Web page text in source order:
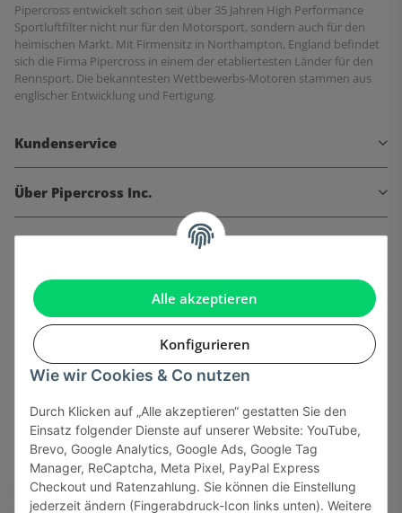
Alle akzeptieren
Konfigurieren
Wie wir Cookies & Co nutzen
Durch Klicken auf „Alle akzeptieren“ gestatten Sie den
Einsatz folgender Dienste auf unserer Website: YouTube,
Brevo, Google Analytics, Google Ads, Google Tag
Manager, ReCaptcha, Meta Pixel, PayPal Express
Checkout und Ratenzahlung. Sie können die Einstellung
jederzeit ändern (Fingerabdruck-Icon links unten). Weitere
Pipercross entwickelt schon seit über 35 Jahren High Performance
Sportluftfilter nicht nur für den Motorsport, sondern auch für den
heimischen Markt. Mit Firmensitz in Northampton, England befindet
sich die Firma Pipercross in einem der etabliertesten Länder für den
Rennsport. Die bekanntesten Wettbewerbs-Motoren stammen aus
englischer Entwicklung und Fertigung.
Kundenservice
Über Pipercross Inc.
Informationen
Gesetzliche Informationen
Sicher bezahlen via: